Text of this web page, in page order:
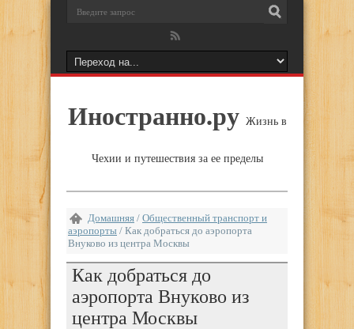
Иностранно.ру Жизнь в
Чехии и путешествия за ее пределы
Домашняя / Общественный транспорт и
аэропорты / Как добраться до аэропорта
Внуково из центра Москвы
Как добраться до
аэропорта Внуково из
центра Москвы